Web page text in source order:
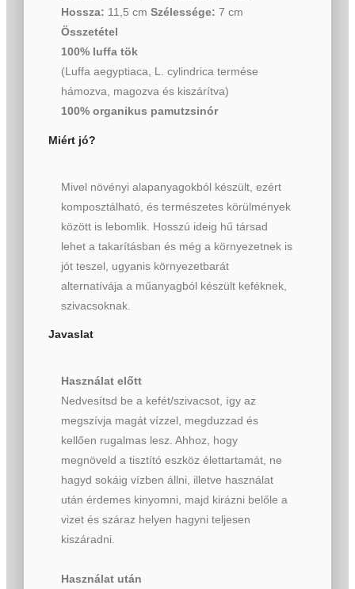
Hossza: 11,5 cmSzélessége:7 cm
Összetétel
100% luffa tök
(Luffa aegyptiaca, L. cylindrica termése
hámozva, magozva és kiszárítva)
100% organikus pamutzsinór
Miért jó?
Mivel növényi alapanyagokból készült, ezért
komposztálható, és természetes körülmények
között is lebomlik. Hosszú ideig hű társad
lehet a takarításban és még a környezetnek is
jót teszel, ugyanis környezetbarát
alternatívája a műanyagból készült keféknek,
szivacsoknak.
Javaslat
Használat előtt
Nedvesítsd be a kefét/szivacsot, így az
megszívja magát vízzel, megduzzad és
kellően rugalmas lesz. Ahhoz, hogy
megnöveld a tisztító eszköz élettartamát, ne
hagyd sokáig vízben állni, illetve használat
után érdemes kinyomni, majd kirázni belőle a
vizet és száraz helyen hagyni teljesen
kiszáradni.
Használat után